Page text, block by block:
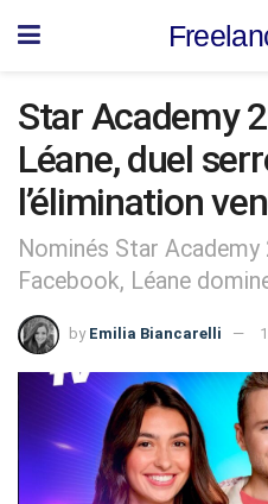
Star Academy
Léane, duel
l’élimination
Nominés Star
Facebook, Léane
by Emilia Biancarelli